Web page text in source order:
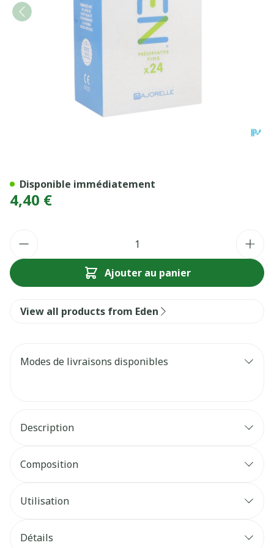
4,40 €
Ajouter au panier
Disponible immédiatement
View all products from Eden
Modes de livraisons disponibles
Description
Composition
Utilisation
Détails